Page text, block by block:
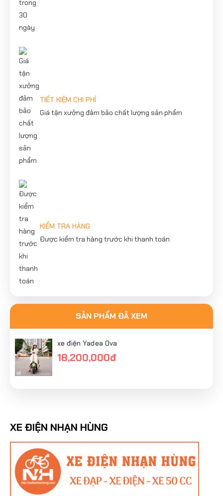
Đây cũng là lý do ngày càng nhiều người trẻ lựa chọn xe điện
thay vì xe xăng truyền thống.
TIẾT KIỆM CHI PHÍ
Giá tận xưởng đảm bảo chất lượng sản phẩm
KIỂM TRA HÀNG
Được kiểm tra hàng trước khi thanh toán
SẢN PHẨM ĐÃ XEM
xe điện Yadea Ova
18,200,000đ
XE ĐIỆN NHẠN HÙNG